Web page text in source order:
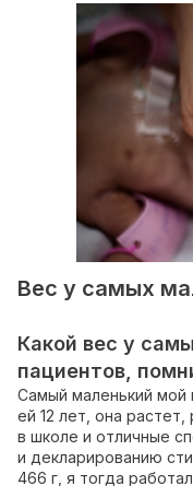
Вес у самых
Какой вес у
пациентов,
Самый маленький мой
ей 12 лет, она
в школе и отличные
и декларированию
466 г, я тогда